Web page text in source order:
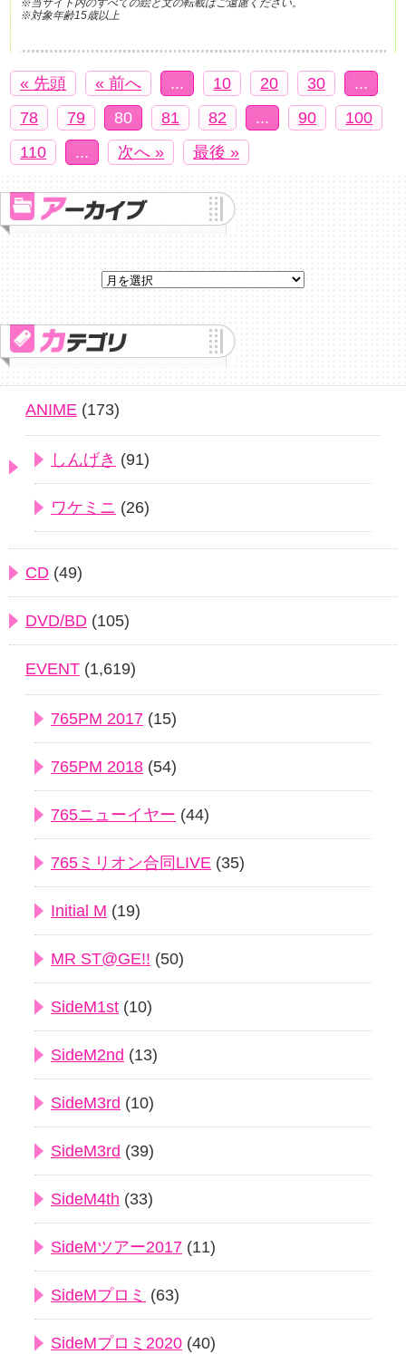
※当サイト内のすべての絵と文の転載はご遠慮ください。
※対象年齢15歳以上
« 先頭 « 前へ ... 10 20 30
...
78
79 80 81 82 ... 90
100
110
... 次へ » 最後 »
ANIME (173)
しんげき (91)
ワケミニ (26)
CD (49)
DVD/BD (105)
EVENT (1,619)
765PM 2017 (15)
765PM 2018 (54)
765ニューイヤー (44)
765ミリオン合同LIVE (35)
Initial M (19)
MR ST@GE!! (50)
SideM1st (10)
SideM2nd (13)
SideM3rd (10)
SideM3rd (39)
SideM4th (33)
SideMツアー2017 (11)
SideMプロミ (63)
SideMプロミ2020 (40)